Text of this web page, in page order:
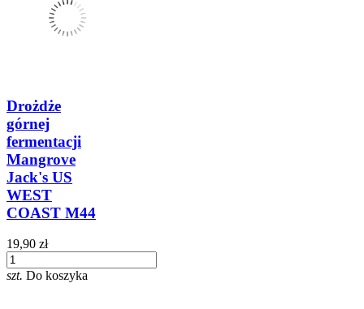
Drożdże
górnej
fermentacji
Mangrove
Jack's US
WEST
COAST M44
19,90 zł
szt. Do koszyka